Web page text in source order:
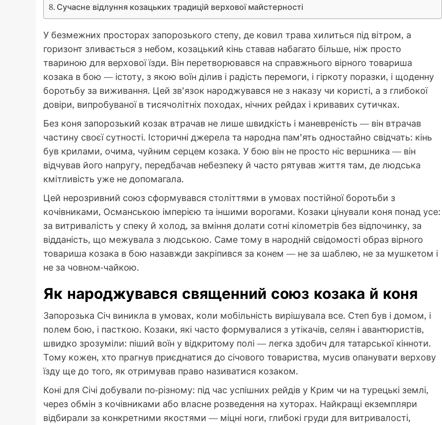
Сучасне відлуння козацьких традицій верхової майстерності
У безмежних просторах запорозького степу, де ковил трава хилиться під вітром, а
горизонт зливається з небом, козацький кінь ставав набагато більше, ніж просто
твариною для верхової їзди. Він перетворювався на справжнього вірного товариша
козака в бою — істоту, з якою воїн ділив і радість перемоги, і гіркоту поразки, і щоденну
боротьбу за виживання. Цей зв’язок народжувався не з наказу чи користі, а з глибокої
довіри, випробуваної в тисячолітніх походах, нічних рейдах і кривавих сутичках.
Без коня запорозький козак втрачав не лише швидкість і маневреність — він втрачав
частину своєї сутності. Історичні джерела та народна пам’ять одностайно свідчать: кінь
був крилами, очима, чуйним серцем козака. У бою він не просто ніс вершника — він
відчував його напругу, передбачав небезпеку й часто рятував життя там, де людська
кмітливість уже не допомагала.
Цей нерозривний союз сформувався століттями в умовах постійної боротьби з
кочівниками, Османською імперією та іншими ворогами. Козаки цінували коня понад усе:
за витривалість у спеку й холод, за вміння долати сотні кілометрів без відпочинку, за
відданість, що межувала з людською. Саме тому в народній свідомості образ вірного
товариша козака в бою назавжди закріпився за конем — не за шаблею, не за мушкетом і
не за човном-чайкою.
Як народжувався священний союз козака й коня
Запорозька Січ виникла в умовах, коли мобільність вирішувала все. Степ був і домом, і
полем бою, і пасткою. Козаки, які часто формувалися з утікачів, селян і авантюристів,
швидко зрозуміли: піший воїн у відкритому полі — легка здобич для татарської кінноти.
Тому кожен, хто прагнув приєднатися до січового товариства, мусив опанувати верхову
їзду ще до того, як отримував право називатися козаком.
Коні для Січі добували по-різному: під час успішних рейдів у Крим чи на турецькі землі,
через обмін з кочівниками або власне розведення на хуторах. Найкращі екземпляри
відбирали за конкретними якостями — міцні ноги, глибокі груди для витривалості,